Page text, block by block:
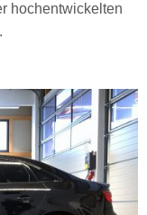
hochentwickelten